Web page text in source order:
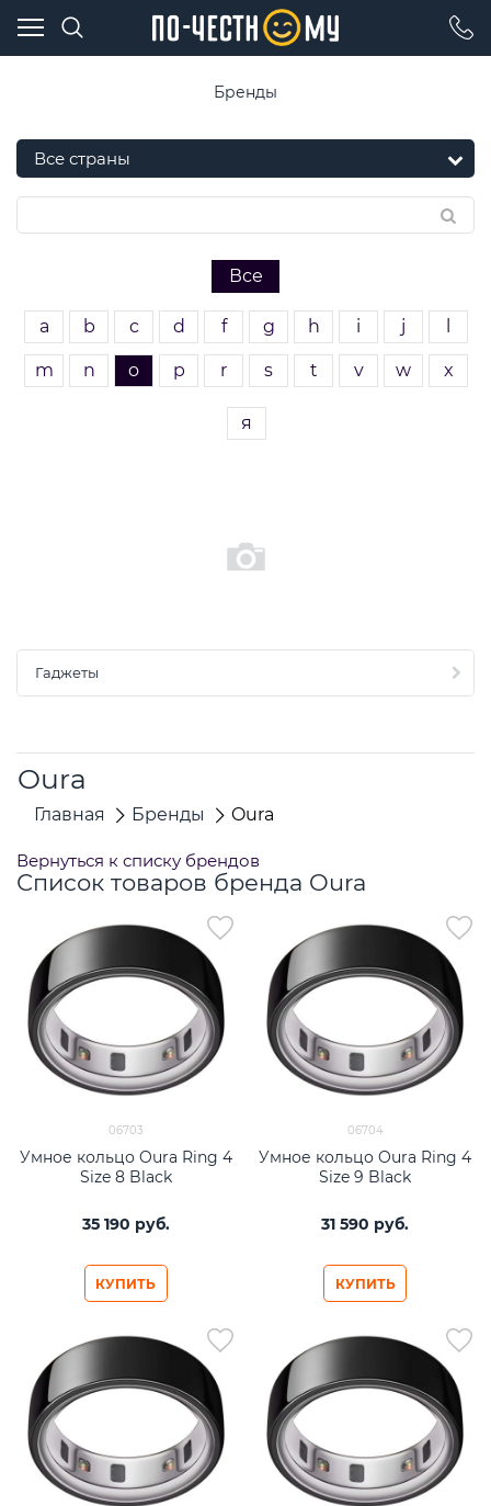
Бренды
Все
a b c d f g h i j
m n o p r s t v w x
я
Гаджеты
Oura
Главная Бренды Oura
Вернуться к списку брендов
Список товаров бренда Oura
06703
Умное кольцо Oura Ring 4
Size 8 Black
35 190 руб.
КУПИТЬ
06704
Умное кольцо Oura Ring 4
Size 9 Black
31 590 руб.
КУПИТЬ